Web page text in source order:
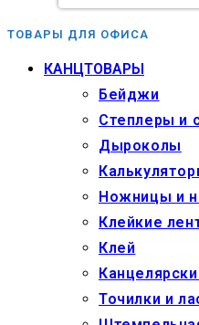
ТОВАРЫ ДЛЯ ОФИСА
КАНЦТОВАРЫ
Бейджи
Степлеры и
Дыроколы
Ножницы и
Клейкие
Клей
Точилки и